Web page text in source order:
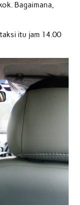
Bagaimana,
itu jam 14.00